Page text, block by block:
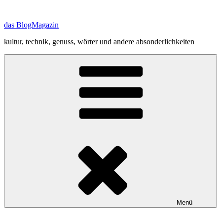
springen
das BlogMagazin
kultur, technik, genuss, wörter und andere absonderlichkeiten
Menü